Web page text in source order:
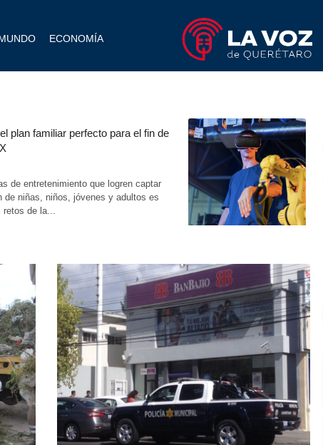
ECONOMÍA
plan familiar perfecto para el fin de
de entretenimiento que logren captar
de niñas, niños, jóvenes y adultos es
retos de la...